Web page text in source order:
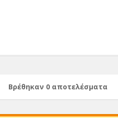
Βρέθηκαν 0 αποτελέσματα